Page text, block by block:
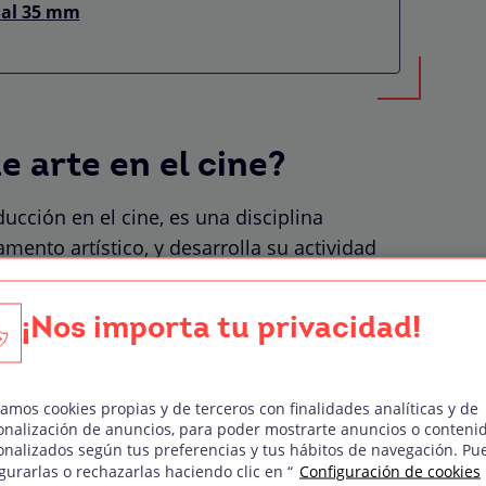
35 mm
arte en el cine?
en el cine, es una disciplina
artístico, y desarrolla su actividad
Pero… ¿qué hace exactamente un
y coordinar todos los elementos
película para que cumpla con las
quiere contar y que esta se haga realidad.
de la escenografía y los elementos
¡Nos importa tu privacidad!
cookies propias y de terceros con finalidades analíticas y de
de anuncios, para poder mostrarte anuncios o
según tus preferencias y tus hábitos de navegación.
o rechazarlas haciendo clic en “ Configuración de cookies